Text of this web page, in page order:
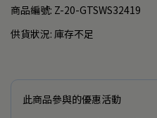
商品編號: Z-20-GTSWS32419
供貨狀況: 庫存不足
此商品參與的優惠活動